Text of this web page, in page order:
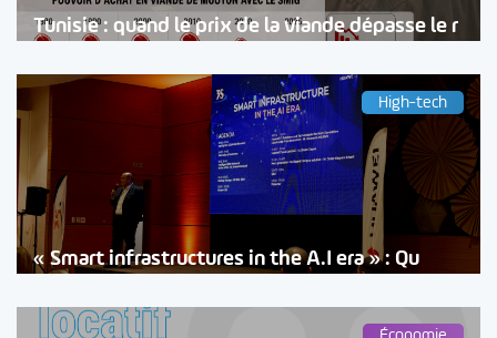
Tunisie : quand le prix de la viande dépasse le r
High-tech
« Smart infrastructures in the A.I era » : Qu